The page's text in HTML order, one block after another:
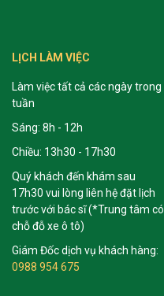
LỊCH LÀM VIỆC
Làm việc tất cả các ngày trong
tuần
Sáng: 8h - 12h
Chiều: 13h30 - 17h30
Quý khách đến khám sau
17h30 vui lòng liên hệ đặt lịch
trước với bác sĩ (*Trung tâm có
chỗ đỗ xe ô tô)
Giám Đốc dịch vụ khách hàng:
0988 954 675